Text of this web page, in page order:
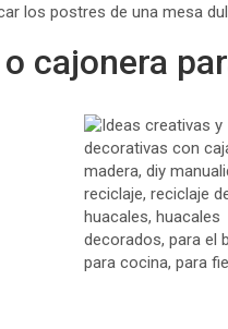
los postres de una mesa
cajonera